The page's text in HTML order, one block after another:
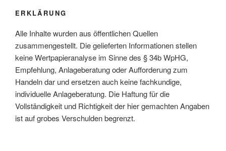
ERKLÄRUNG
Alle Inhalte wurden aus öffentlichen Quellen
zusammengestellt. Die gelieferten Informationen stellen
keine Wertpapieranalyse im Sinne des § 34b WpHG,
Empfehlung, Anlageberatung oder Aufforderung zum
Handeln dar und ersetzen auch keine fachkundige,
individuelle Anlageberatung. Die Haftung für die
Vollständigkeit und Richtigkeit der hier gemachten Angaben
ist auf grobes Verschulden begrenzt.